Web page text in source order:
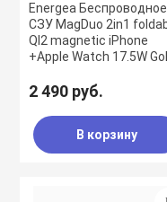
Energea Беспроводное
СЗУ MagDuo 2in1
QI2 magnetic iPhone
+Apple Watch 17.5W
2 490 руб.
В корзину